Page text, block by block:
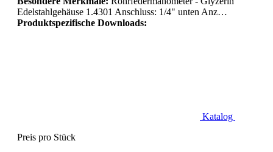
Edelstahlgehäuse 1.4301 Anschluss: 1/4" unten Anz…
Produktspezifische Downloads:
Katalog
Preis pro Stück